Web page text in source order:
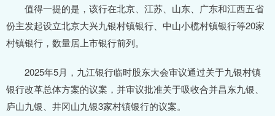
值得一提的是，该行在北京、江苏、山东、广东和江西五省
份主发起设立北京大兴九银村镇银行、中山小榄村镇银行等20家
村镇银行，数量居上市银行前列。
2025年5月，九江银行临时股东大会审议通过关于九银村镇
银行改革总体方案的议案，并审议批准关于吸收合并昌东九银、
庐山九银、井冈山九银3家村镇银行的议案。